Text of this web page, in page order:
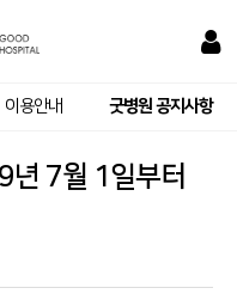
이용안내 굿병원 공지사항
년 7월 1일부터